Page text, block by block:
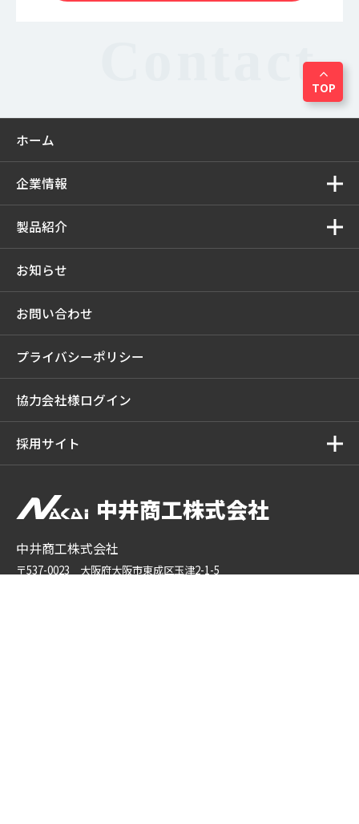
expand_less
TOP
中井商工株式会社
中井商工株式会社
〒537-0023 大阪府大阪市東成区玉津2-1-5
ホーム
企業情報
製品紹介
お知らせ
お問い合わせ
プライバシーポリシー
協力会社様ログイン
採用サイト